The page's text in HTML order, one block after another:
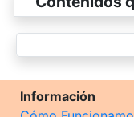
Información